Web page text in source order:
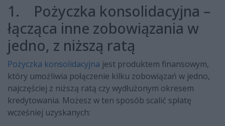
1. Pożyczka konsolidacyjna –
łącząca inne zobowiązania w
jedno, z niższą ratą
Pożyczka konsolidacyjna jest produktem finansowym,
który umożliwia połączenie kilku zobowiązań w jedno,
najczęściej z niższą ratą czy wydłużonym okresem
kredytowania. Możesz w ten sposób scalić spłatę
wcześniej uzyskanych: